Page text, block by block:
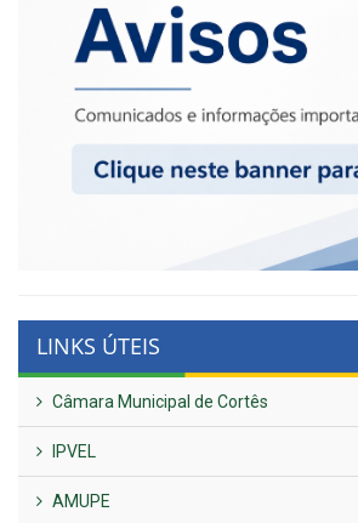
LINKS ÚTEIS
Câmara Municipal de Cortês
IPVEL
AMUPE